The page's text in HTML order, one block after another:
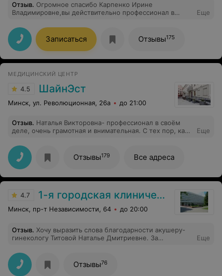
Отзыв. Огромное спасибо Карпенко Ирине
Владимировне,вы действительно профессионал в
,анестезиологу - наркоз просто Бомба ( ничего не
чувствуешь при операции, не слышишь, отходишь-
голова не болит, не кружится.
Еще
Записаться Отзывы175
МЕДИЦИНСКИЙ ЦЕНТР
4.5 ШайнЭст
Минск, ул. Революционная, 26а до 21:00
Отзыв. Наталья Викторовна- профессионал в своём
деле, очень грамотная и внимательная. С тех пор, как
только к ней по данному направлению, и всегда всё
заживает идеально( в других клиниках были
неудачные опыты, когда после удаления оставались
шрамы). Спасибо Вам, Наталья Викторовна! Также
рекомендую клинику Шайнэст- бывала в трёх
везде приятно, хорошее обслуживание и специалисты
высокого класса ( по крайней мере, к тем, к кому я
обращалась).
Еще
Отзывы179 Все адреса
4.7 1-я городская клиническая больница
Минск, пр-т Независимости, 64 до 20:00
Отзыв. Хочу выразить слова благодарности акушеру-
гинекологу Титовой Наталье Дмитриевне. За
профессионализм.
Еще
Отзывы76